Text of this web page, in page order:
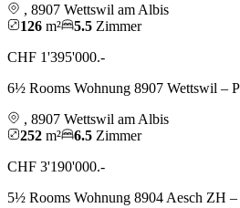
, 8907 Wettswil am Albis
126 m² 5.5 Zimmer
CHF 1'395'000.-
6½ Rooms Wohnung 8907 Wettswil –
, 8907 Wettswil am Albis
252 m² 6.5 Zimmer
CHF 3'190'000.-
5½ Rooms Wohnung 8904 Aesch ZH –